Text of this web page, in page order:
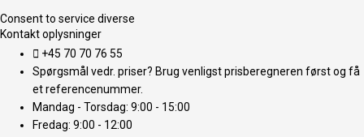
Consent to service diverse
Kontakt oplysninger
+45 70 70 76 55
Spørgsmål vedr. priser? Brug venligst prisberegneren først og få
et referencenummer.
Mandag - Torsdag: 9:00 - 15:00
Fredag: 9:00 - 12:00